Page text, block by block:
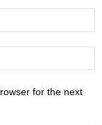
for the next